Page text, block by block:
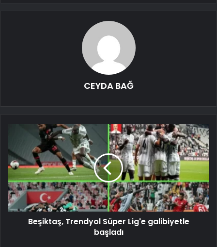
CEYDA BAĞ
Beşiktaş, Trendyol Süper Lig'e galibiyetle
başladı